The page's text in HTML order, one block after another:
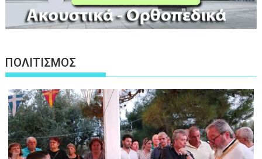
ΠΟΛΙΤΙΣΜΟΣ